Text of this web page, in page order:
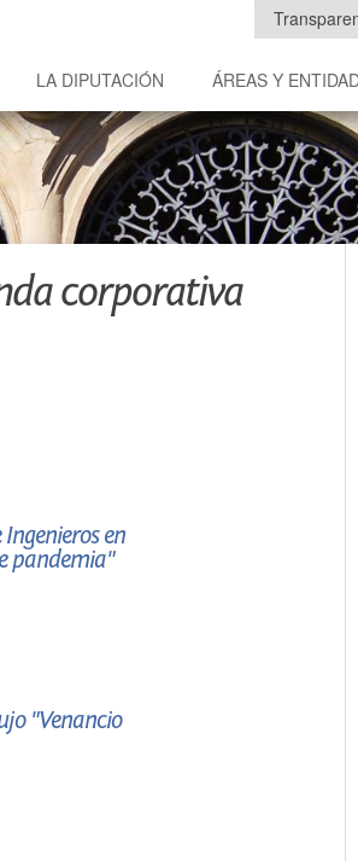
LA DIPUTACIÓN ÁREAS Y
corporativa
en
pandemia"
"Venancio